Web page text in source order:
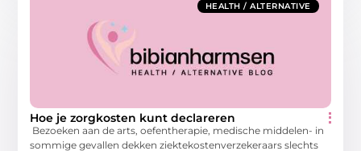
HEALTH / ALTERNATIVE
Hoe je zorgkosten kunt declareren
Bezoeken aan de arts, oefentherapie, medische middelen- in
sommige gevallen dekken ziektekostenverzekeraars slechts